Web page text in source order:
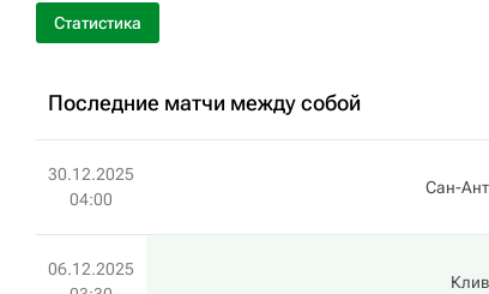
Статистика
Последние матчи между собой
30.12.2025
04:00
Сан-
06.12.2025